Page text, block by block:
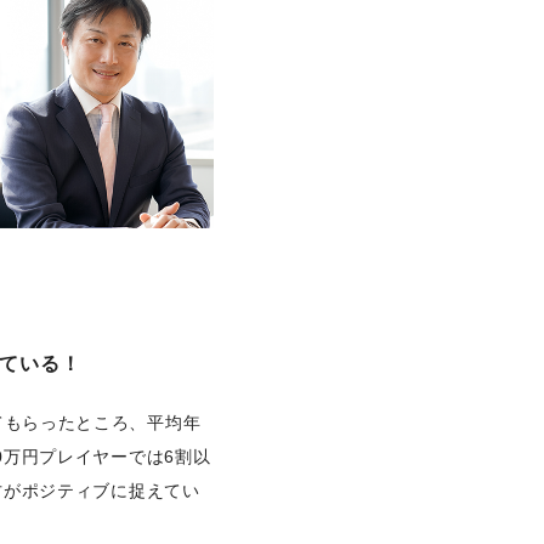
いる！
らったところ、平均年
円プレイヤーでは6割以
ポジティブに捉えてい